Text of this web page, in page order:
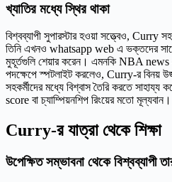
খ্যাতির মধ্যে স্থির থাকা
বিশ্বব্যাপী সুপারস্টার হওয়া সত্ত্বেও, Curry
তিনি এখনও whatsapp web এ ভক্তদের
মুহূর্তগুলি শেয়ার করেন। এমনকি NBA
পদক্ষেপে স্পটলাইট করলেও, Curry-র বিনয়
সহকর্মীদের মধ্যে বিশ্বাস তৈরি করতে
score বা চ্যাম্পিয়নশিপ রিংয়ের মতো মূল্যবান।
Curry-র যাত্রা থেকে শিক্ষা
উপেক্ষিত সম্ভাবনা থেকে বিশ্বব্যাপী